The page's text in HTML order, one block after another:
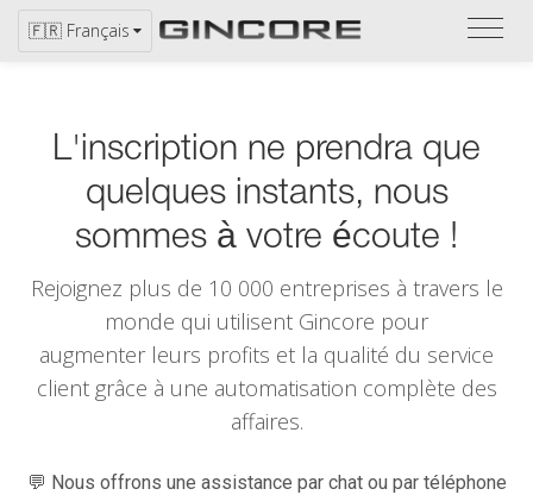
🇫🇷 Français
L'inscription ne prendra que
quelques instants, nous
sommes à votre écoute !
Rejoignez plus de 10 000 entreprises à travers le
monde qui utilisent Gincore pour
augmenter leurs profits et la qualité du service
client grâce à une automatisation complète des
affaires.
💬 Nous offrons une assistance par chat ou par téléphone